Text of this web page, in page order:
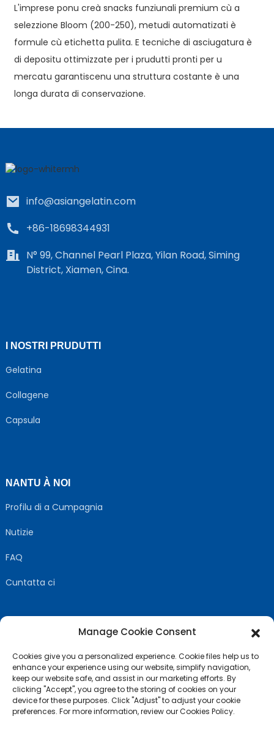
L'imprese ponu creà snacks funziunali premium cù a
selezzione Bloom (200-250), metudi automatizati è
formule cù etichetta pulita. E tecniche di asciugatura è
di depositu ottimizzate per i prudutti pronti per u
mercatu garantiscenu una struttura costante è una
longa durata di conservazione.
info@asiangelatin.com
+86-18698344931
N° 99, Channel Pearl Plaza, Yilan Road, Siming
District, Xiamen, Cina.
I NOSTRI PRUDUTTI
Gelatina
Collagene
Capsula
NANTU À NOI
Profilu di a Cumpagnia
Nutizie
FAQ
Cuntatta ci
Manage Cookie Consent
Cookies give you a personalized experience. Cookie files help us to
enhance your experience using our website, simplify navigation,
keep our website safe, and assist in our marketing efforts. By
clicking "Accept", you agree to the storing of cookies on your
device for these purposes. Click "Adjust" to adjust your cookie
preferences. For more information, review our Cookies Policy.